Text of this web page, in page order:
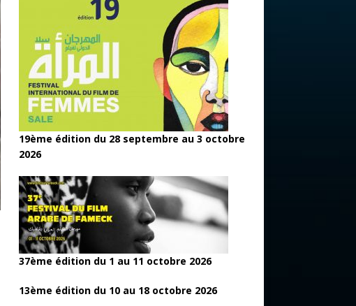
19ème édition du 28 septembre au 3 octobre
2026
37ème édition du 1 au 11 octobre 2026
13ème édition du 10 au 18 octobre 2026